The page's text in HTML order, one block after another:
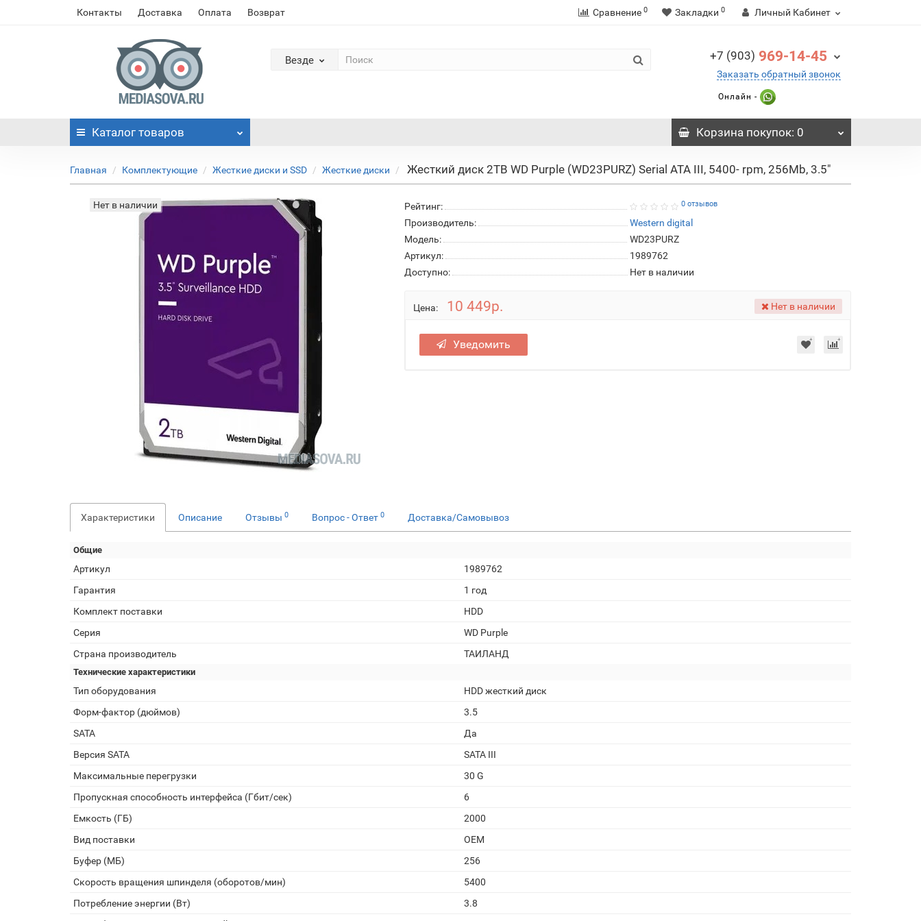
Контакты Доставка Оплата Возврат Сравнение 0 Закладки 0 Личный Кабинет
Везде +7 (903) 969-14-45
Заказать обратный звонок
Онлайн -
Каталог товаров Корзинапокупок: 0
Главная Комплектующие Жесткие диски и SSD Жесткие диски Жесткий диск 2TB WD Purple (WD23PURZ) Serial ATA III, 5400- rpm, 256Mb, 3.5"
Нет в наличии Рейтинг: 0 отзывов
Производитель:
Western digital
Модель:
WD23PURZ
Артикул:
1989762
Доступно:
Нет в наличии
Цена: 10 449р. Нет в наличии
Уведомить
Характеристики Описание Отзывы 0 Вопрос - Ответ 0 Доставка/Самовывоз
Общие
Артикул
1989762
Гарантия
1 год
Комплект поставки
HDD
Серия
WD Purple
Страна производитель
ТАИЛАНД
Технические характеристики
Тип оборудования
HDD жесткий диск
Форм-фактор (дюймов)
3.5
SATA
Да
Версия SATA
SATA III
Максимальные перегрузки
30 G
Пропускная способность интерфейса (Гбит/сек)
6
Емкость (ГБ)
2000
Вид поставки
OEM
Буфер (МБ)
256
Скорость вращения шпинделя (оборотов/мин)
5400
Потребление энергии (Вт)
3.8